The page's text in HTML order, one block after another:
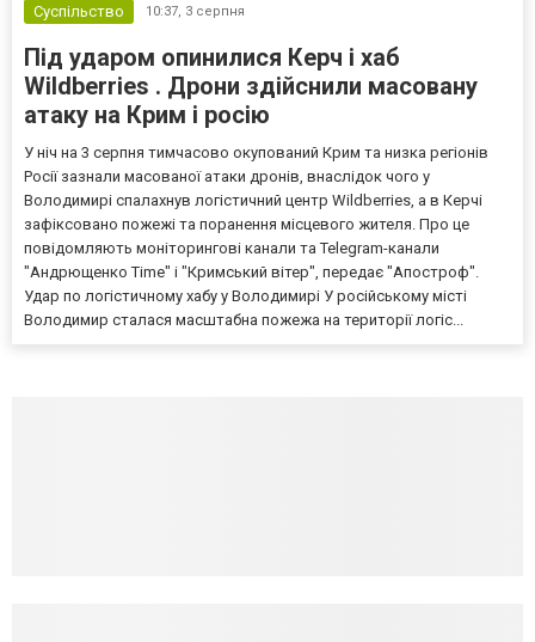
Суспільство 10:37, 3 серпня
Під ударом опинилися Керч і хаб
Wildberries . Дрони здійснили масовану
атаку на Крим і росію
У ніч на 3 серпня тимчасово окупований Крим та низка регіонів
Росії зазнали масованої атаки дронів, внаслідок чого у
Володимирі спалахнув логістичний центр Wildberries, а в Керчі
зафіксовано пожежі та поранення місцевого жителя. Про це
повідомляють моніторингові канали та Telegram-канали
"Андрющенко Time" і "Кримський вітер", передає "Апостроф".
Удар по логістичному хабу у Володимирі У російському місті
Володимир сталася масштабна пожежа на території логіс...